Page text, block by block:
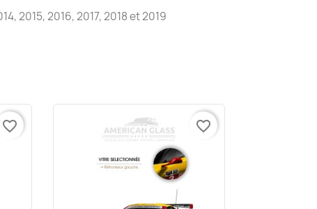
2015, 2016, 2017, 2018 et 2019
favorite_border favorite_border